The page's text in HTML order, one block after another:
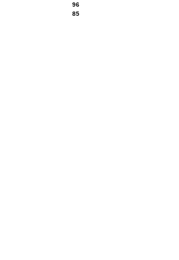
96
85